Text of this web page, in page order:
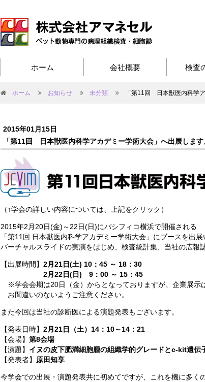
ホーム 会社概要 検査
ホーム お知らせ 未分類 「第11回 日本獣医内科学
2015年01月15日
「第11回 日本獣医内科学アカデミー学術大会」へ出展します
（↑学会の詳しい内容については、上記をクリック）
2015年2月20日(金)～22日(日)にパシフィコ横浜で開催される
「第11回 日本獣医内科学アカデミー学術大会」にブースを出展
バーチャルスライドの実演をはじめ、検査統計集、当社の広報
【出展時間】 2月21日(土) 10：45 ～ 18：30
2月22日(日) 9：00 ～ 15：45
※学会会期は20日（金）からとなっておりますが、企業展示
お間違いのないようご注意ください。
また今回は当社の診断医による演題発表もございます。
【発表日時】 2月21日（土）14：10～14：21
【会場】 第8会場
【演題】 イヌの皮下肥満細胞腫の組織学的グレードとc-kit遺伝
【発表者】 原田知享
今学会での出展・演題発表共に初めてですが、これを機に多く